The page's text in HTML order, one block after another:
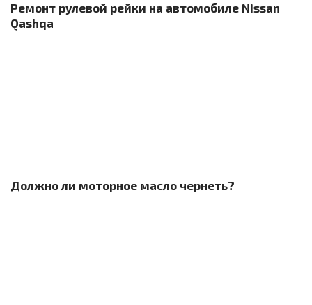
Ремонт рулевой рейки на автомобиле Nissan
Qashqa
Должно ли моторное масло чернеть?